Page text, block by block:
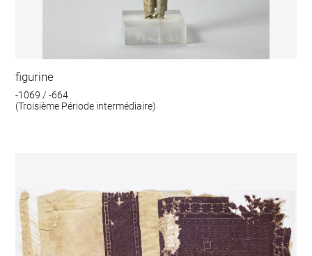
figurine
-1069 / -664
(Troisième Période intermédiaire)